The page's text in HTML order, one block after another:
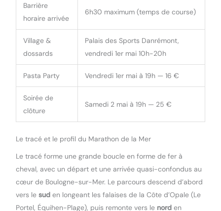
Barrière
horaire arrivée
6h30 maximum (temps de course)
Village &
dossards
Palais des Sports Danrémont,
vendredi 1er mai 10h-20h
Pasta Party Vendredi 1er mai à 19h — 16 €
Soirée de
clôture
Samedi 2 mai à 19h — 25 €
Le tracé et le profil du Marathon de la Mer
Le tracé forme une grande boucle en forme de fer à
cheval, avec un départ et une arrivée quasi-confondus au
cœur de Boulogne-sur-Mer. Le parcours descend d’abord
vers le sud en longeant les falaises de la Côte d’Opale (Le
Portel, Équihen-Plage), puis remonte vers le nord en